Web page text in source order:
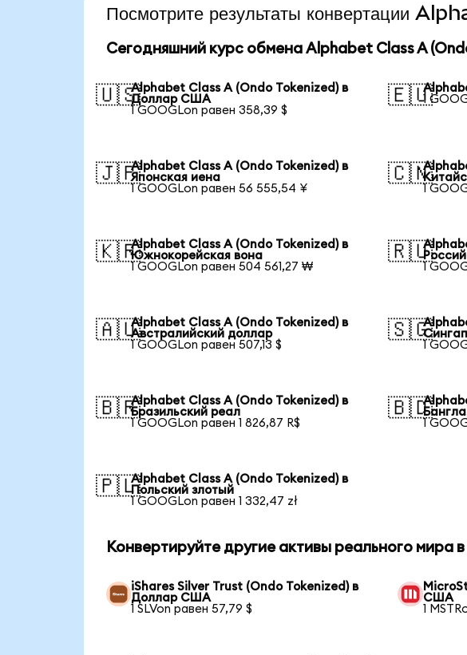
Посмотрите результаты конвертации
Сегодняшний курс обмена Alphabet Class A
🇺🇸Alphabet Class A (Ondo Tokenized) в
Доллар США
1 GOOGLon равен 358,39 $
🇪🇺
1
🇯🇵Alphabet Class A (Ondo Tokenized) в
Японская иена
1 GOOGLon равен 56 555,54 ¥
🇨🇳
1
🇰🇷Alphabet Class A (Ondo Tokenized) в
Южнокорейская вона
1 GOOGLon равен 504 561,27 ₩
🇷🇺
1
🇦🇺Alphabet Class A (Ondo Tokenized) в
Австралийский доллар
1 GOOGLon равен 507,13 $
🇸🇬
1
🇧🇷Alphabet Class A (Ondo Tokenized) в
Бразильский реал
1 GOOGLon равен 1 826,87 R$
🇧🇩
1
🇵🇱Alphabet Class A (Ondo Tokenized) в
Польский злотый
1 GOOGLon равен 1 332,47 zł
Конвертируйте другие активы реального мира в
iShares Silver Trust (Ondo Tokenized) в
Доллар США
1 SLVon равен 57,79 $
США
1